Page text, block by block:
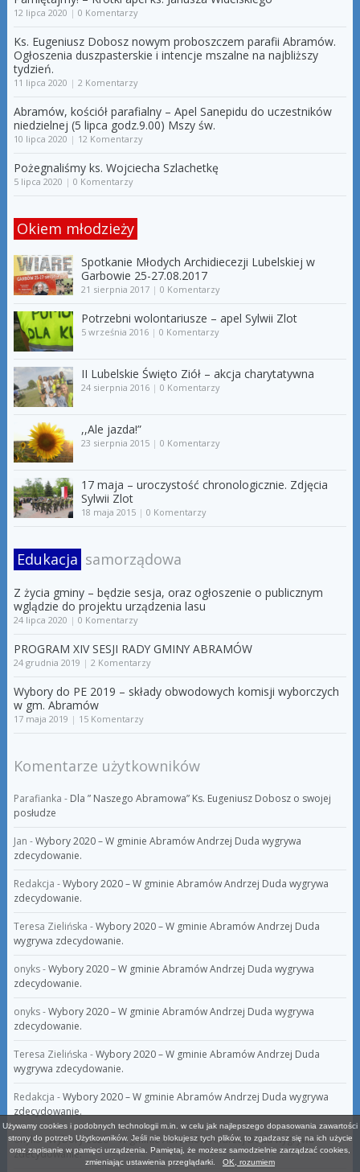
12 lipca 2020 | 0 Komentarzy
Ks. Eugeniusz Dobosz nowym proboszczem parafii Abramów.
Ogłoszenia duszpasterskie i intencje mszalne na najbliższy
tydzień.
11 lipca 2020 | 2 Komentarzy
Abramów, kościół parafialny – Apel Sanepidu do uczestników
niedzielnej (5 lipca godz.9.00) Mszy św.
10 lipca 2020 | 12 Komentarzy
Pożegnaliśmy ks. Wojciecha Szlachetkę
5 lipca 2020 | 0 Komentarzy
Okiem młodzieży
Spotkanie Młodych Archidiecezji Lubelskiej w
Garbowie 25-27.08.2017
21 sierpnia 2017| 0 Komentarzy
Potrzebni wolontariusze – apel Sylwii Zlot
5 września 2016| 0 Komentarzy
II Lubelskie Święto Ziół – akcja charytatywna
24 sierpnia 2016| 0 Komentarzy
,,Ale jazda!”
23 sierpnia 2015| 0 Komentarzy
17 maja – uroczystość chronologicznie. Zdjęcia
Sylwii Zlot
18 maja 2015| 0 Komentarzy
Edukacja samorządowa
Z życia gminy – będzie sesja, oraz ogłoszenie o publicznym
wglądzie do projektu urządzenia lasu
24 lipca 2020 | 0 Komentarzy
PROGRAM XIV SESJI RADY GMINY ABRAMÓW
24 grudnia 2019 | 2 Komentarzy
Wybory do PE 2019 – składy obwodowych komisji wyborczych
w gm. Abramów
17 maja 2019 | 15 Komentarzy
Komentarze użytkowników
Parafianka - Dla ” Naszego Abramowa” Ks. Eugeniusz Dobosz o swojej
posłudze
Jan -Wybory 2020 – W gminie Abramów Andrzej Duda wygrywa
zdecydowanie.
Redakcja -Wybory 2020 – W gminie Abramów Andrzej Duda wygrywa
zdecydowanie.
Teresa Zielińska -Wybory 2020 – W gminie Abramów Andrzej Duda
wygrywa zdecydowanie.
onyks-Wybory 2020 – W gminie Abramów Andrzej Duda wygrywa
zdecydowanie.
onyks-Wybory 2020 – W gminie Abramów Andrzej Duda wygrywa
zdecydowanie.
Teresa Zielińska -Wybory 2020 – W gminie Abramów Andrzej Duda
wygrywa zdecydowanie.
Redakcja -Wybory 2020 – W gminie Abramów Andrzej Duda wygrywa
zdecydowanie.
onyks-Wybory 2020 – W gminie Abramów Andrzej Duda wygrywa
zdecydowanie.
Używamy cookies i podobnych technologii m.in. w celu jak najlepszego dopasowania zawartości
strony do potrzeb Użytkowników. Jeśli nie blokujesz tych plików, to zgadzasz się na ich użycie
oraz zapisanie w pamięci urządzenia. Pamiętaj, że możesz samodzielnie zarządzać cookies,
zmieniając ustawienia przeglądarki. OK, rozumiem